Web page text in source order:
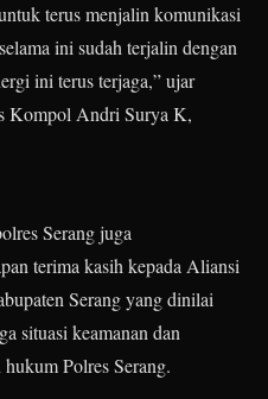
terus menjalin komunikasi
ini sudah terjalin dengan
ini terus terjaga,” ujar
Kompol Andri Surya K,
Serang juga
terima kasih kepada Aliansi
Serang yang dinilai
situasi keamanan dan
Polres Serang.